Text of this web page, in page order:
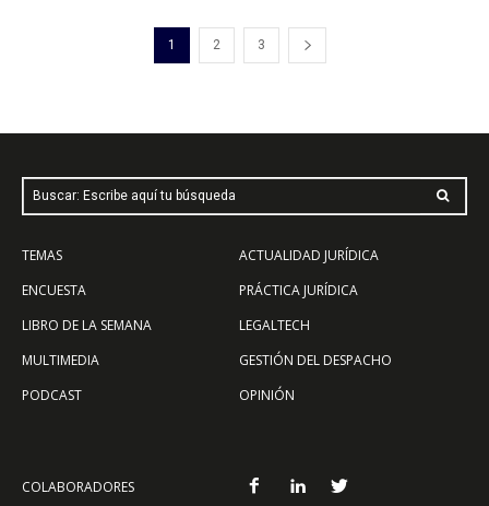
1 2 3
Buscar: Escribe aquí tu búsqueda
TEMAS
ENCUESTA
LIBRO DE LA SEMANA
MULTIMEDIA
PODCAST
ACTUALIDAD JURÍDICA
PRÁCTICA JURÍDICA
LEGALTECH
GESTIÓN DEL DESPACHO
OPINIÓN
COLABORADORES